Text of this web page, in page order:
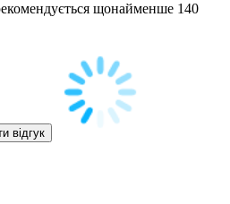
щонайменше 140